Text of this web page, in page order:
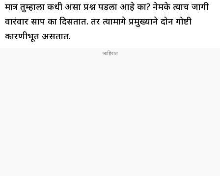
मात्र तुम्हाला कधी असा प्रश्न पडला आहे का? नेमके त्याच जागी
वारंवार साप का दिसतात. तर त्यामागे प्रमुख्याने दोन गोष्टी
कारणीभूत असतात.